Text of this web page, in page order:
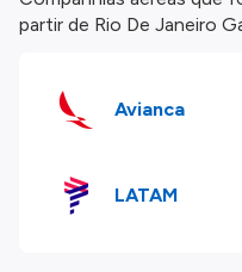
partir de Rio De Janeiro
Avianca
LATAM